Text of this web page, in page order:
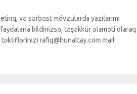
və sərbəst mövzularda yazılarımı
faydalana bildinizsə, təşəkkür əlaməti olaraq
təkliflərinizi rafiq@hunaltay.com mail